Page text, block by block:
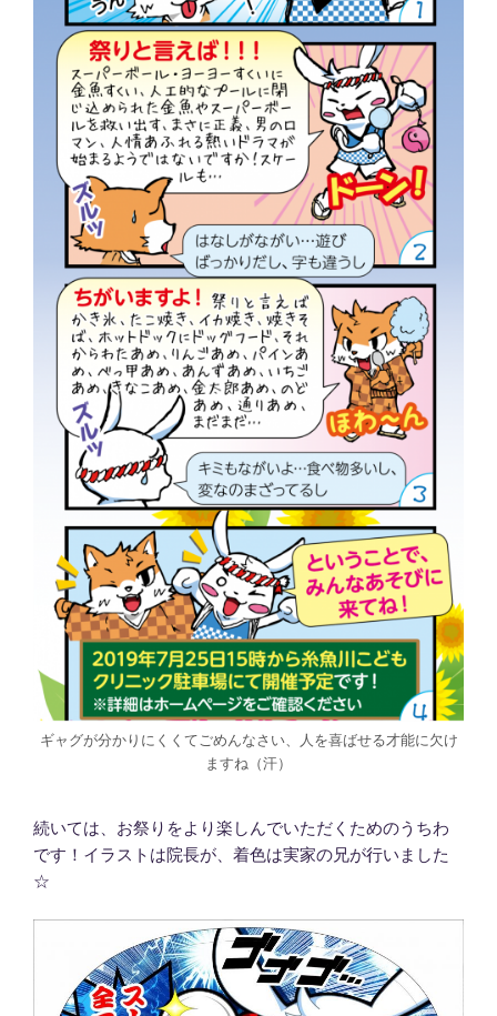
ギャグが分かりにくくてごめんなさい、人を喜ばせる才能に欠け
ますね（汗）
続いては、お祭りをより楽しんでいただくためのうちわ
です！イラストは院長が、着色は実家の兄が行いました
☆